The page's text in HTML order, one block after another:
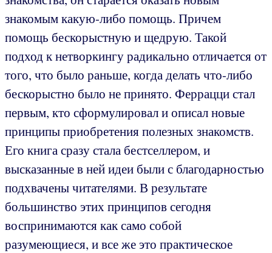
знакомым какую-либо помощь. Причем
помощь бескорыстную и щедрую. Такой
подход к нетворкингу радикально отличается от
того, что было раньше, когда делать что-либо
бескорыстно было не принято. Феррацци стал
первым, кто сформулировал и описал новые
принципы приобретения полезных знакомств.
Его книга сразу стала бестселлером, и
высказанные в ней идеи были с благодарностью
подхвачены читателями. В результате
большинство этих принципов сегодня
воспринимаются как само собой
разумеющиеся, и все же это практическое